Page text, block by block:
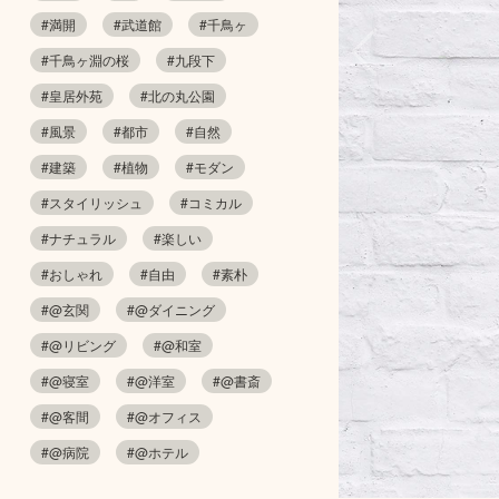
#満開 #武道館
#千鳥ヶ
#千鳥ヶ淵の桜
#九段下
#皇居外苑
#北の丸公園
#風景
#都市
#自然
#建築
#植物
#モダン
#スタイリッシュ
#コミカル
#ナチュラル
#楽しい
#おしゃれ
#自由
#素朴
#@玄関
#@ダイニング
#@リビング
#@和室
#@寝室
#@洋室
#@書斎
#@客間
#@オフィス
#@病院
#@ホテル